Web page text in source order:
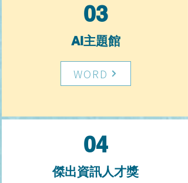
03
AI主題館
WORD
04
​傑出資訊人才獎